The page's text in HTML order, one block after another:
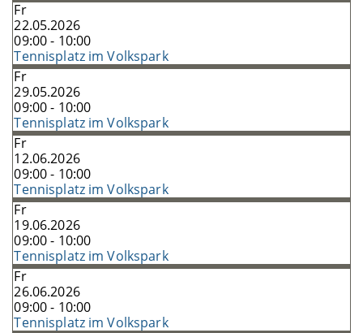
Fr
22.05.2026
09:00 - 10:00
Tennisplatz im Volkspark
Fr
29.05.2026
09:00 - 10:00
Tennisplatz im Volkspark
Fr
12.06.2026
09:00 - 10:00
Tennisplatz im Volkspark
Fr
19.06.2026
09:00 - 10:00
Tennisplatz im Volkspark
Fr
26.06.2026
09:00 - 10:00
Tennisplatz im Volkspark